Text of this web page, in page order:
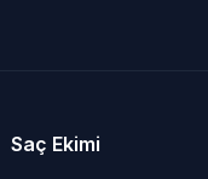
Saç Ekimi